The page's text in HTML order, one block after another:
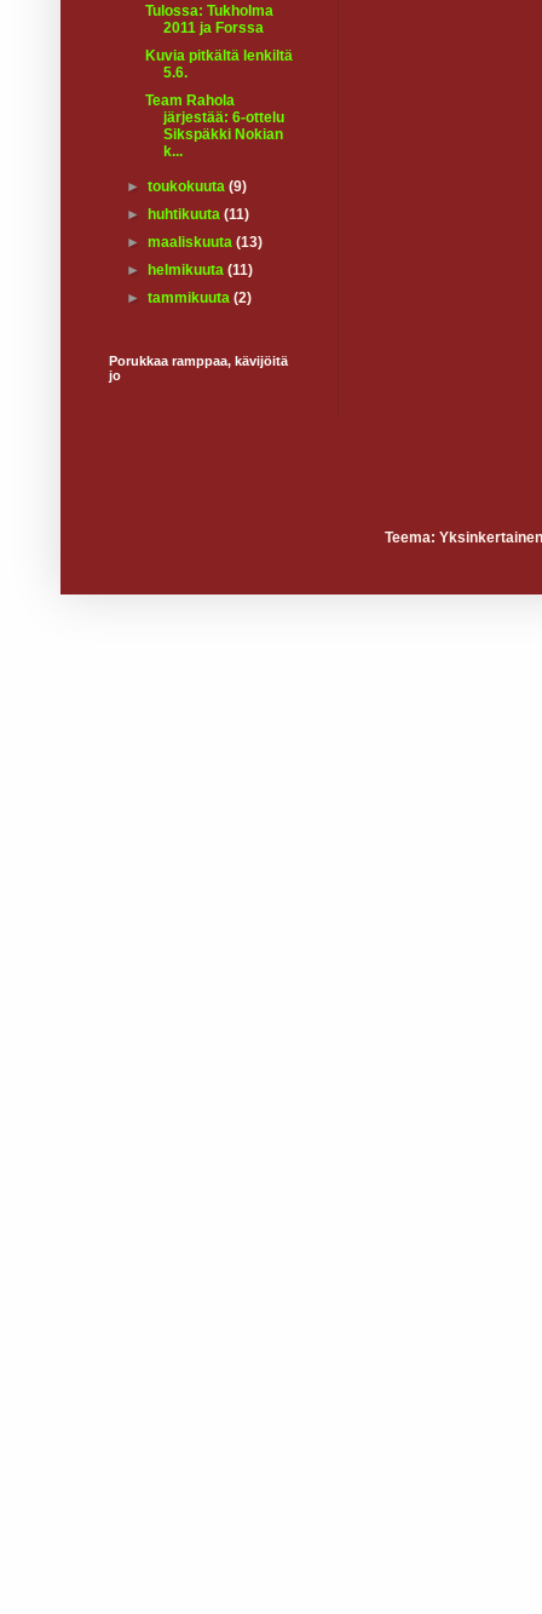
Tulossa: Tukholma
2011 ja Forssa
Kuvia pitkältä lenkiltä
5.6.
Team Rahola
järjestää: 6-ottelu
Sikspäkki Nokian
k...
►toukokuuta(9)
►
huhtikuuta(11)
►maaliskuuta(13)
►
helmikuuta(11)
►tammikuuta(2)
Porukkaa ramppaa, kävijöitä
jo
Teema: